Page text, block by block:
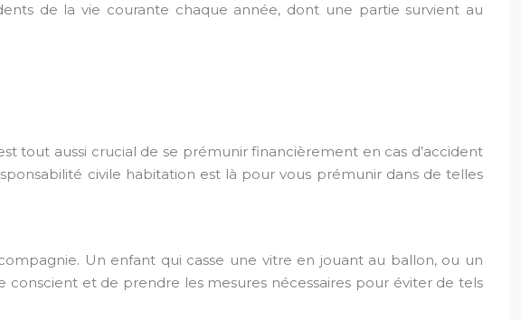
de la vie courante chaque année, dont une partie survient au
tout aussi crucial de se prémunir financièrement en cas d’accident
civile habitation est là pour vous prémunir dans de telles
Un enfant qui casse une vitre en jouant au ballon, ou un
et de prendre les mesures nécessaires pour éviter de tels